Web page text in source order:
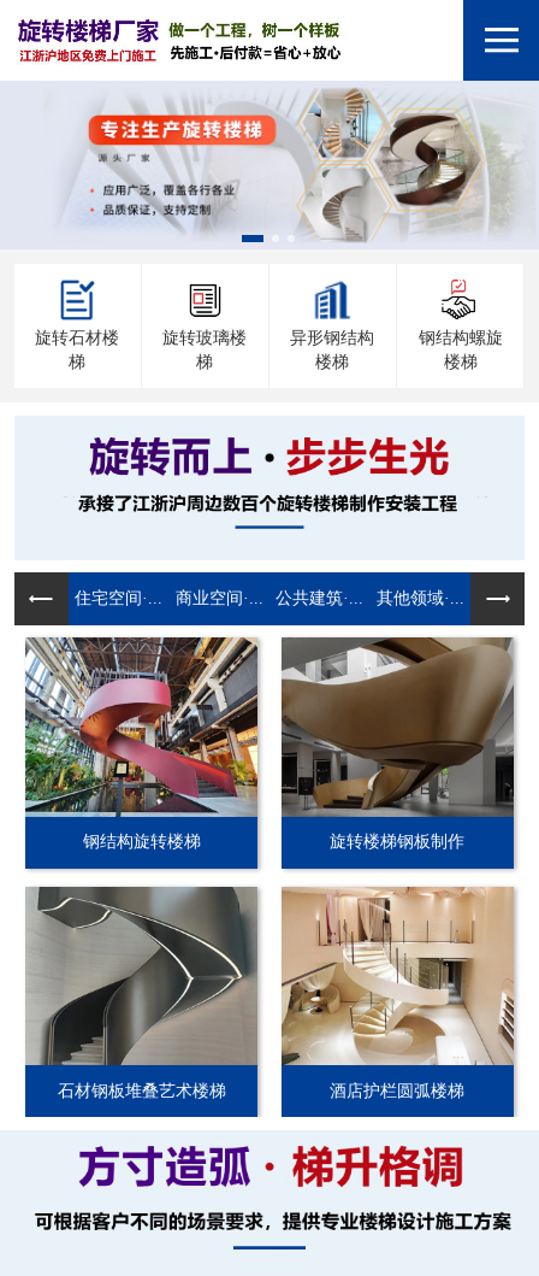
旋转石材楼
梯
旋转玻璃楼
梯
异形钢结构
楼梯
钢结构螺旋
楼梯
住宅空间·... 商业空间·... 公共建筑·... 其他领域·...
钢结构旋转楼梯 旋转楼梯钢板制作
石材钢板堆叠艺术楼梯 酒店护栏圆弧楼梯